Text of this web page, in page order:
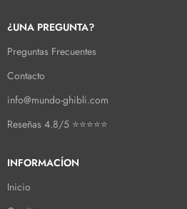
¿UNA PREGUNTA?
Preguntas Frecuentes
Contacto
info@mundo-ghibli.com
Reseñas 4.8/5 ⭐⭐⭐⭐⭐
INFORMACÍON
Inicio